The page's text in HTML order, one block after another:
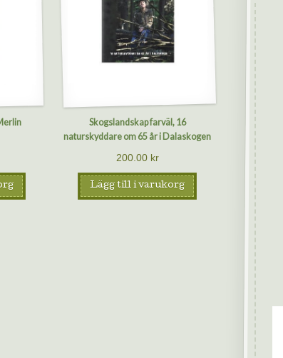
Skogslandskap farväl, 16
naturskyddare om 65 år i Dalaskogen
200.00 kr
Lägg till i varukorg